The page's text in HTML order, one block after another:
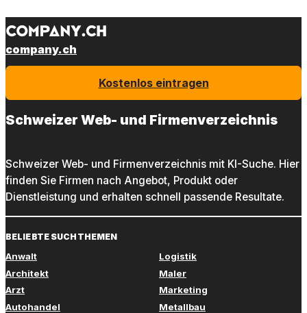
company.ch
Kostenlos eintragen
Schweizer Web- und Firmenverzeichnis
Schweizer Web- und Firmenverzeichnis mit KI-Suche. Hier
finden Sie Firmen nach Angebot, Produkt oder
Dienstleistung und erhalten schnell passende Resultate.
BELIEBTE SUCHTHEMEN
Anwalt
Architekt
Arzt
Autohandel
Logistik
Maler
Marketing
Metallbau